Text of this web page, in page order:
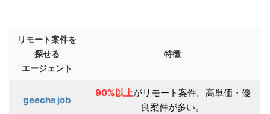
リモート案件を
探せる
エージェント
特徴
geechs job
90%以上がリモート案件。高単価・優
良案件が多い。